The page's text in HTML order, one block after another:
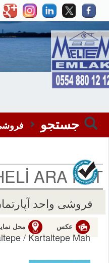
جستجو
ARA KAT
فروشی واحد
عکس محل
/ Kartaltepe Mah.